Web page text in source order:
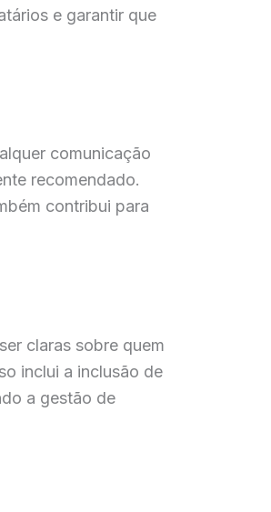
e garantir que
comunicação
recomendado.
contribui para
claras sobre quem
inclui a inclusão de
a gestão de